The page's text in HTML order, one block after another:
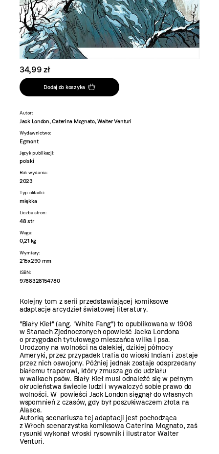
34,99 zł
Dodaj do koszyka
Autor:
Jack London, Caterina Mognato, Walter Venturi
Wydawnictwo:
Egmont
Język publikacji:
polski
Rok wydania:
2023
Typ okładki:
miękka
Liczba stron:
48 str
Waga:
0,21 kg
Wymiary:
215x290 mm
ISBN:
9788328154780
Kolejny tom z serii przedstawiającej komiksowe
adaptacje arcydzieł światowej literatury.
"Biały Kieł" (ang. "White Fang") to opublikowana w 1906
w Stanach Zjednoczonych opowieść Jacka Londona
o przygodach tytułowego mieszańca wilka i psa.
Urodzony na wolności na dalekiej, dzikiej północy
Ameryki, przez przypadek trafia do wioski Indian i zostaje
przez nich oswojony. Później jednak zostaje odsprzedany
białemu traperowi, który zmusza go do udziału
w walkach psów. Biały Kieł musi odnaleźć się w pełnym
okrucieństwa świecie ludzi i wywalczyć sobie prawo do
wolności. W powieści Jack London sięgnął do własnych
wspomnień z czasów, gdy był poszukiwaczem złota na
Alasce.
Autorką scenariusza tej adaptacji jest pochodząca
z Włoch scenarzystka komiksowa Caterina Mognato, zaś
rysunki wykonał włoski rysownik i ilustrator Walter
Venturi.